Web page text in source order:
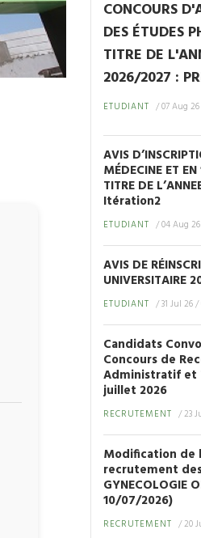
CONCOURS
DES ÉTUDES
TITRE DE
2026/2027 :
ETUDIANT /07 Aug 26
AVIS
MÉDECINE ET
TITRE DE
Itération2
ETUDIANT /04 Aug 26
AVIS DE
UNIVERSITAIRE
ETUDIANT /31 Jul 26/
Candidats
Concours de
Administratif et
juillet 2026
RECRUTEMENT /23
Modification de
recrutement
GYNECOLOGIE
10/07/2026)
RECRUTEMENT /20